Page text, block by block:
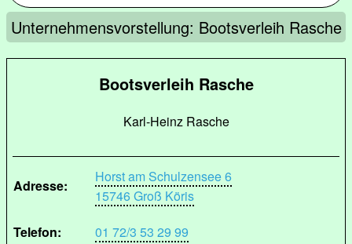
Unternehmensvorstellung: Bootsverleih Rasche
Bootsverleih Rasche
Karl-Heinz Rasche
Adresse:
Horst am Schulzensee 6
15746 Groß Köris
Telefon:
01 72/3 53 29 99